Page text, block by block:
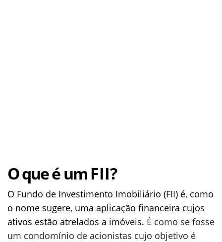
O que é umFII?
O Fundo de Investimento Imobiliário (FII) é, como
o nome sugere, uma aplicação financeira cujos
ativos estão atrelados a imóveis. É como se fosse
um condomínio de acionistas cujo objetivo é